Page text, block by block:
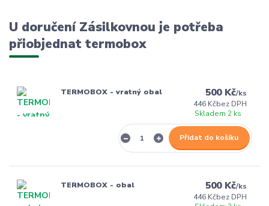
U doručení Zásilkovnou je potřeba
přiobjednat termobox
TERMOBOX - vratný obal 500 Kč/ks
446 Kčbez DPH
Skladem 2 ks
Přidat do košíku
TERMOBOX - obal 500 Kč/ks
446 Kčbez DPH